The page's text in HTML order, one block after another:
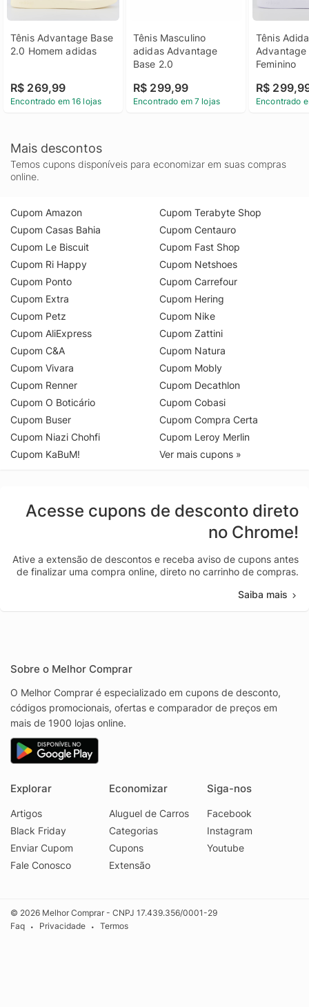
Tênis Advantage Base
2.0 Homem adidas
R$ 269,99
Encontrado em 16 lojas
Tênis Masculino
adidas Advantage
Base 2.0
R$ 299,99
Encontrado em 7 lojas
Tênis
Advantage
Feminino
R$
Encontrado
Mais descontos
Temos cupons disponíveis para economizar em suas compras
online.
Cupom Amazon
Cupom Casas Bahia
Cupom Le Biscuit
Cupom Ri Happy
Cupom Ponto
Cupom Extra
Cupom Petz
Cupom AliExpress
Cupom C&A
Cupom Vivara
Cupom Renner
Cupom O Boticário
Cupom Buser
Cupom Niazi Chohfi
Cupom KaBuM!
Cupom Terabyte Shop
Cupom Centauro
Cupom Fast Shop
Cupom Netshoes
Cupom Carrefour
Cupom Hering
Cupom Nike
Cupom Zattini
Cupom Natura
Cupom Mobly
Cupom Decathlon
Cupom Cobasi
Cupom Compra Certa
Cupom Leroy Merlin
Ver mais cupons »
Acesse cupons de desconto direto
no Chrome!
Ative a extensão de descontos e receba aviso de cupons antes
de finalizar uma compra online, direto no carrinho de compras.
Saiba mais
Sobre o Melhor Comprar
O Melhor Comprar é especializado em cupons de desconto,
códigos promocionais, ofertas e comparador de preços em
mais de 1900 lojas online.
Explorar
Artigos
Black Friday
Enviar Cupom
Fale Conosco
Economizar
Aluguel de Carros
Categorias
Cupons
Extensão
Siga-nos
Facebook
Instagram
Youtube
© 2026 Melhor Comprar - CNPJ 17.439.356/0001-29
Faq
• Privacidade • Termos